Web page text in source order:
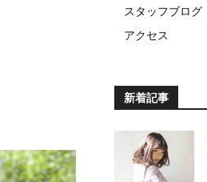
スタッフブログ
アクセス
新着記事